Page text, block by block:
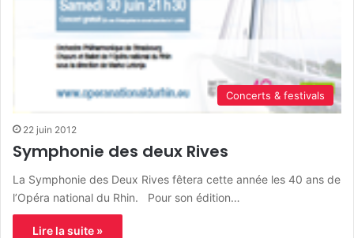
Concerts & festivals
22 juin 2012
Symphonie des deux Rives
La Symphonie des Deux Rives fêtera cette année les 40 ans de
l’Opéra national du Rhin. Pour son édition…
Lire la suite »